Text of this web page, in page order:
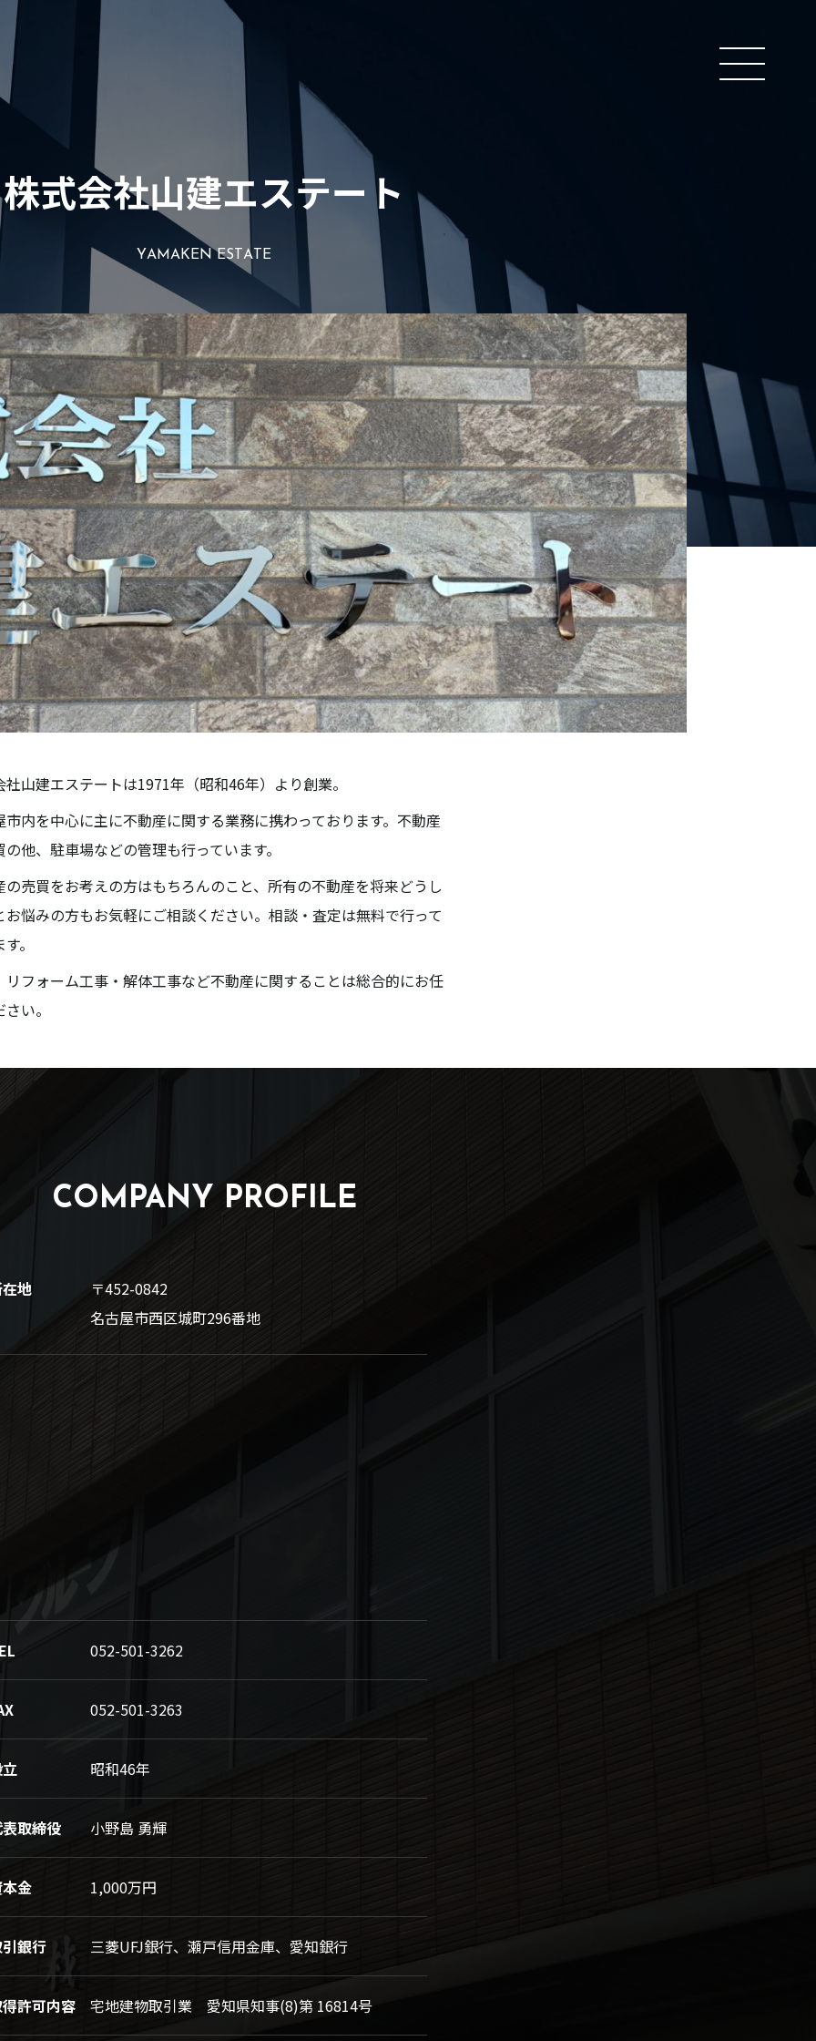
株式会社山建エステート
YAMAK EN ES A E
社山建エステートは1971年（昭和46年）より創業。
市内を中心に主に不動産に関する業務に携わっております。不動産
の他、駐車場などの管理も行っています。
の売買をお考えの方はもちろんのこと、所有の不動産を将来どうし
お悩みの方もお気軽にご相談ください。相談・査定は無料で行って
。
リフォーム工事・解体工事など不動産に関することは総合的にお任
い。
COMPANY PROFILE
地
〒452-0842
名古屋市西区城町296番地
052-501-3262
052-501-3263
昭和46年
取締役 小野島 勇輝
金 1,000万円
銀行 三菱UFJ銀行、瀬戸信用金庫、愛知銀行
許可内容 宅地建物取引業 愛知県知事(8)第 16814号